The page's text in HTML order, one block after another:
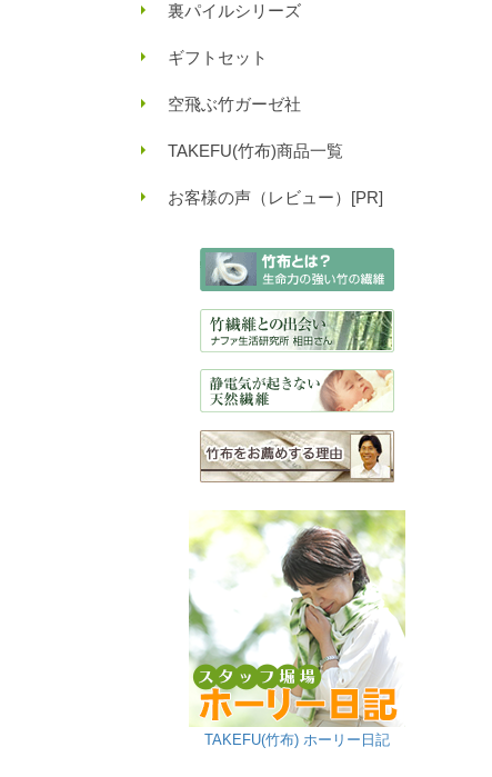
裏パイルシリーズ
ギフトセット
空飛ぶ竹ガーゼ社
TAKEFU(竹布)商品一覧
お客様の声（レビュー）[PR]
TAKEFU(竹布) ホーリー日記